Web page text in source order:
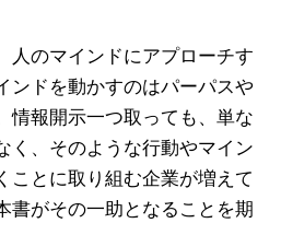
人のマインドにアプローチす
ンドを動かすのはパーパスや
情報開示一つ取っても、単な
く、そのような行動やマイン
ことに取り組む企業が増えて
書がその一助となることを期